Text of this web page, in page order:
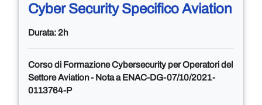
Cyber Security Specifico Aviation
Durata: 2h
Corso di Formazione Cybersecurity per Operatori del
Settore Aviation - Nota a ENAC-DG-07/10/2021-
0113764-P